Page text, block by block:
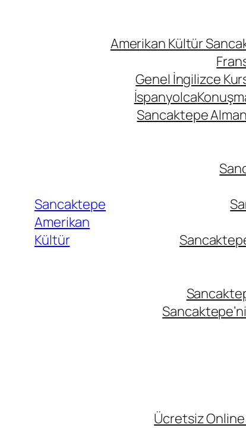
Sancaktepe
Amerikan
Kültür
Amerikan Kültür
Genel İngilizce
İspanyolca
Sancaktepe
Ücretsiz Online